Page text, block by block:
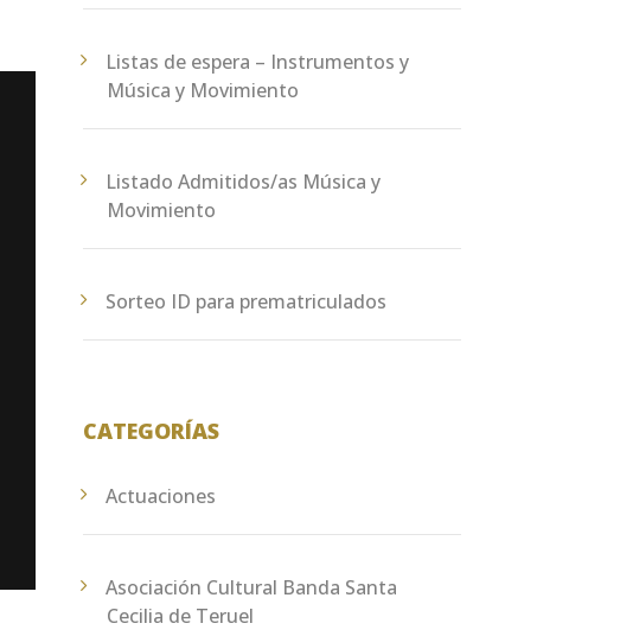
Listas de espera – Instrumentos y
Música y Movimiento
Listado Admitidos/as Música y
Movimiento
Sorteo ID para prematriculados
CATEGORÍAS
Actuaciones
Asociación Cultural Banda Santa
Cecilia de Teruel